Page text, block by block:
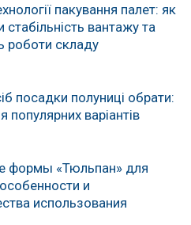
пакування палет: як
стабільність вантажу та
роботи складу
посадки полуниці обрати:
популярних варіантів
формы «Тюльпан» для
и
использования